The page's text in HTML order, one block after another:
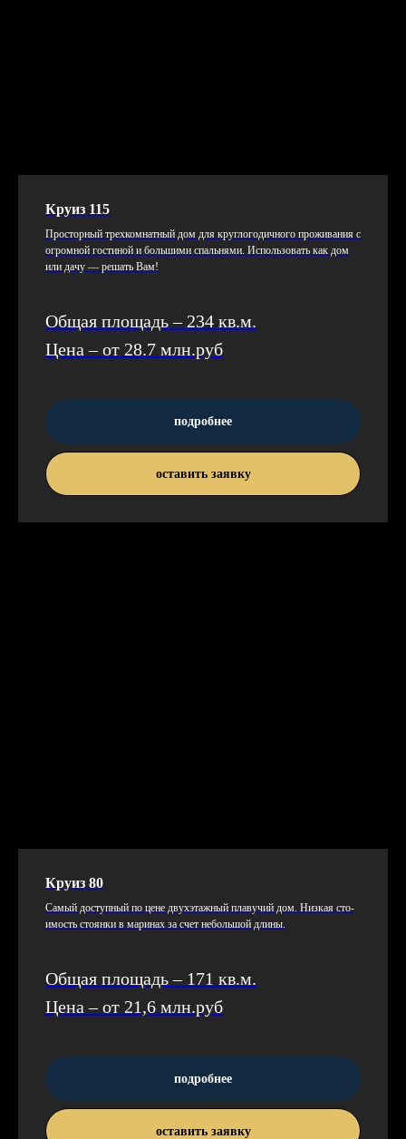
Круиз 115
Прос­торный трех­комнат­ный дом для круг­ло­годич­но­го про­жива­ния с
ог­ромной гос­ти­ной и боль­ши­ми спаль­ня­ми. Ис­поль­зо­вать как дом
или да­чу — ре­шать Вам!
Общая площадь – 234 кв.м.
Цена – от 28.7 млн.руб
подробнее
оставить заявку
Круиз 80
Са­мый дос­тупный по це­не дву­хэтаж­ный пла­вучий дом. Низ­кая сто­
имость сто­ян­ки в ма­ринах за счет не­боль­шой дли­ны.
Общая площадь – 171 кв.м.
Цена – от 21,6 млн.руб
подробнее
оставить заявку